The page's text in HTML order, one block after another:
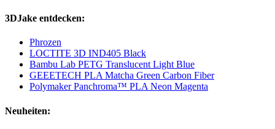
3DJake entdecken:
Phrozen
LOCTITE 3D IND405 Black
Bambu Lab PETG Translucent Light Blue
GEEETECH PLA Matcha Green Carbon Fiber
Polymaker Panchroma™ PLA Neon Magenta
Neuheiten: